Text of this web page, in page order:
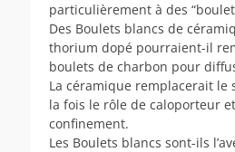
particulièrement à des
Des Boulets blancs de
thorium dopé pourraient-il
boulets de charbon pour
La céramique remplacerait le
la fois le rôle de caloporteur
confinement.
Les Boulets blancs sont-ils